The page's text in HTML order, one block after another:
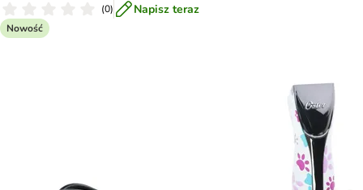
(0) Napisz teraz
Nowość